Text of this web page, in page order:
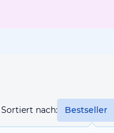
Sortiert nach: Bestseller